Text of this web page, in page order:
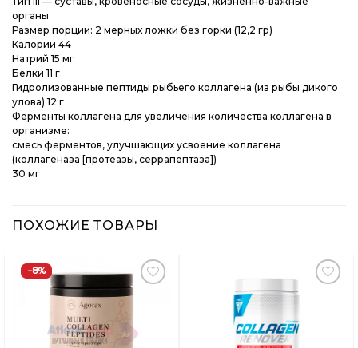
органы
Размер порции: 2 мерных ложки без горки (12,2 гр)
Калории 44
Натрий 15 мг
Белки 11 г
Гидролизованные пептиды рыбьего коллагена (из рыбы дикого
улова) 12 г
Ферменты коллагена для увеличения количества коллагена в
организме:
смесь ферментов, улучшающих усвоение коллагена
(коллагеназа [протеазы, серрапептаза])
30 мг
ПОХОЖИЕ ТОВАРЫ
−8%
Вишлист
Вишлист